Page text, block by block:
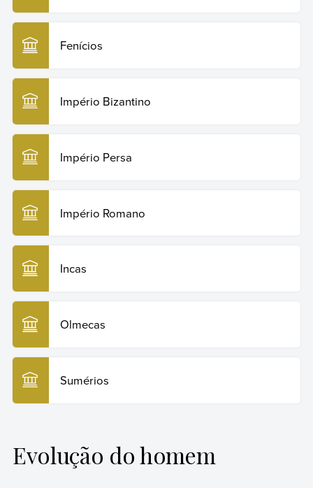
Fenícios
Império Bizantino
Império Persa
Império Romano
Incas
Olmecas
Sumérios
Evolução do homem